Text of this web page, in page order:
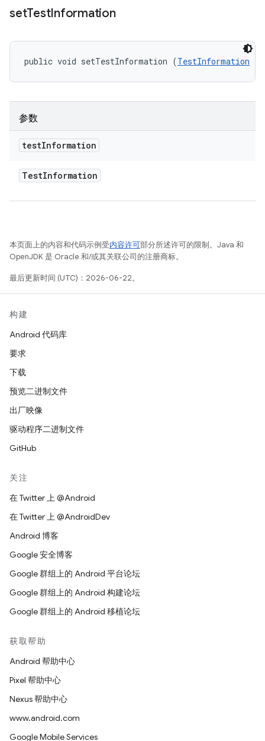
setTestInformation
public void setTestInformation (TestInformation
参数
testInformation
TestInformation
本页面上的内容和代码示例受内容许可部分所述许可的限制。Java 和
OpenJDK 是 Oracle 和/或其关联公司的注册商标。
最后更新时间 (UTC)：2026-06-22。
构建
Android 代码库
要求
下载
预览二进制文件
出厂映像
驱动程序二进制文件
GitHub
关注
在 Twitter 上 @Android
在 Twitter 上 @AndroidDev
Android 博客
Google 安全博客
Google 群组上的 Android 平台论坛
Google 群组上的 Android 构建论坛
Google 群组上的 Android 移植论坛
获取帮助
Android 帮助中心
Pixel 帮助中心
Nexus 帮助中心
www.android.com
Google Mobile Services